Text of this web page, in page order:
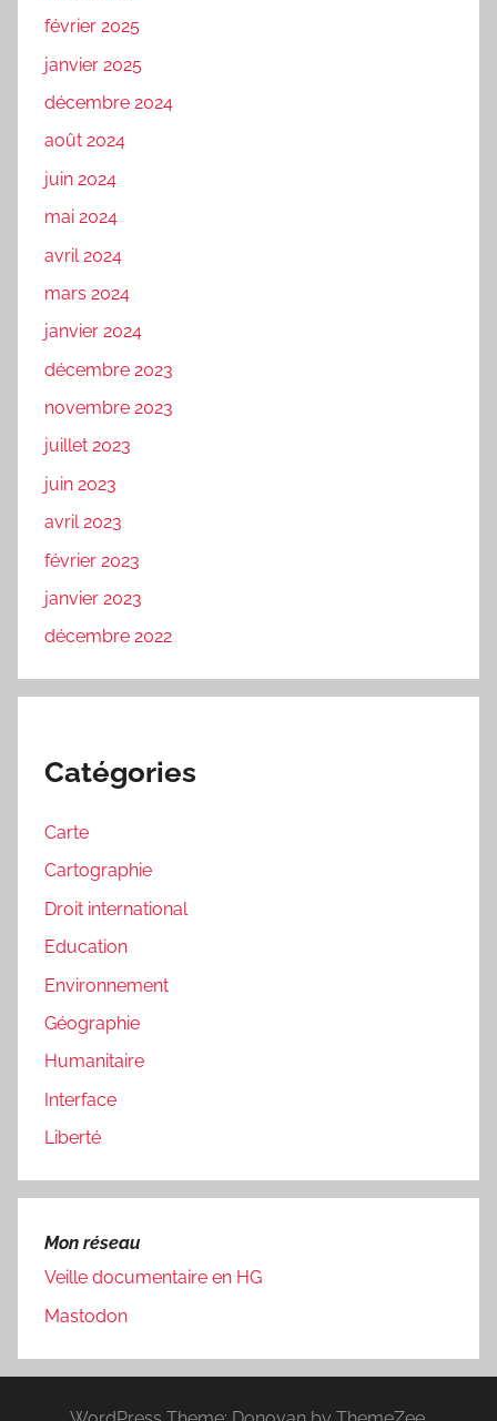
février 2025
janvier 2025
décembre 2024
août 2024
juin 2024
mai 2024
avril 2024
mars 2024
janvier 2024
décembre 2023
novembre 2023
juillet 2023
juin 2023
avril 2023
février 2023
janvier 2023
décembre 2022
Catégories
Carte
Cartographie
Droit international
Education
Environnement
Géographie
Humanitaire
Interface
Liberté
Mon réseau
Veille documentaire en HG
Mastodon